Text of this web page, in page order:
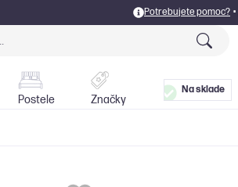
Potrebujete pomoc? •
Svietidlá Doplnky Postele
Postele Značky
Na sklade